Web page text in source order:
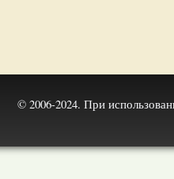
© 2006-2024. При